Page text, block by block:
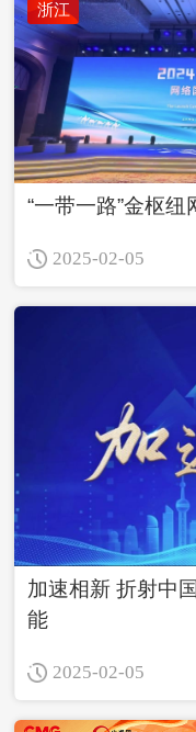
浙江
“一带一路”金枢
2025-02-05
加速相新 折射中
能
2025-02-05